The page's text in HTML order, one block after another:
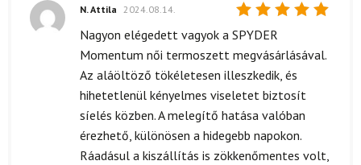
Értékelés:
N. Attila 2024.08.14.
Nagyon elégedett vagyok a SPYDER
Momentum női termoszett megvásárlásával.
Az aláöltöző tökéletesen illeszkedik, és
hihetetlenül kényelmes viseletet biztosít
síelés közben. A melegítő hatása valóban
érezhető, különösen a hidegebb napokon.
Ráadásul a kiszállítás is zökkenőmentes volt,